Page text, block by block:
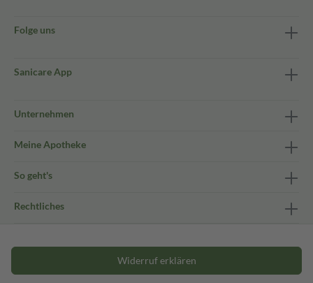
Folge uns
Sanicare App
Unternehmen
Meine Apotheke
So geht's
Rechtliches
Widerruf erklären